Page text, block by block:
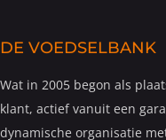
DE VOEDSELBANK
Wat in 2005 begon als
klant, actief vanuit een
dynamische organisatie